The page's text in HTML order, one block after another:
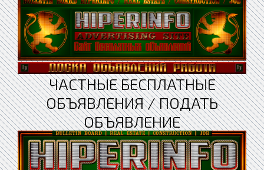
ЧАСТНЫЕ БЕСПЛАТНЫЕ
ОБЪЯВЛЕНИЯ / ПОДАТЬ
ОБЪЯВЛЕНИЕ